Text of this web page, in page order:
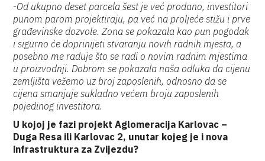
-Od ukupno deset parcela šest je već prodano, investitori
punom parom projektiraju, pa već na proljeće stižu i prve
građevinske dozvole. Zona se pokazala kao pun pogodak
i sigurno će doprinijeti stvaranju novih radnih mjesta, a
posebno me raduje što se radi o novim radnim mjestima
u proizvodnji. Dobrom se pokazala naša odluka da cijenu
zemljišta vežemo uz broj zaposlenih, odnosno da se
cijena smanjuje sukladno većem broju zaposlenih
pojedinog investitora.
U kojoj je fazi projekt Aglomeracija Karlovac –
Duga Resa ili Karlovac 2, unutar kojeg je i nova
infrastruktura za Zvijezdu?